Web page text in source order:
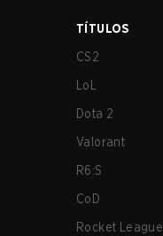
TÍTULOS
CS2
LoL
Dota 2
Valorant
R6:S
CoD
Rocket League